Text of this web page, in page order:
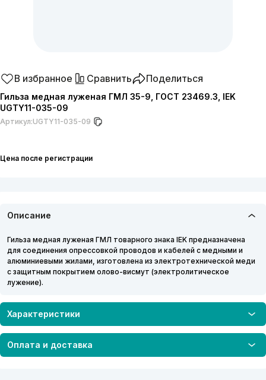
В избранное Сравнить Поделиться
Гильза медная луженая ГМЛ 35-9, ГОСТ 23469.3, IEK
UGTY11-035-09
Артикул:UGTY11-035-09
Цена после регистрации
Описание
Гильза медная луженая ГМЛ товарного знака IEK предназначена
для соединения опрессовкой проводов и кабелей с медными и
алюминиевыми жилами, изготовлена из электротехнической меди
с защитным покрытием олово-висмут (электролитическое
лужение).
Характеристики
Оплата и доставка